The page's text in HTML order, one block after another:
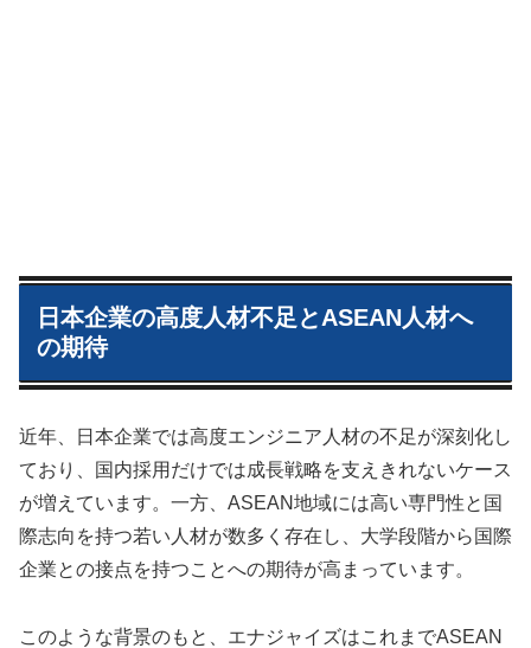
日本企業の高度人材不足とASEAN人材へ
の期待
近年、日本企業では高度エンジニア人材の不足が深刻化し
ており、国内採用だけでは成長戦略を支えきれないケース
が増えています。一方、ASEAN地域には高い専門性と国
際志向を持つ若い人材が数多く存在し、大学段階から国際
企業との接点を持つことへの期待が高まっています。
このような背景のもと、エナジャイズはこれまでASEAN